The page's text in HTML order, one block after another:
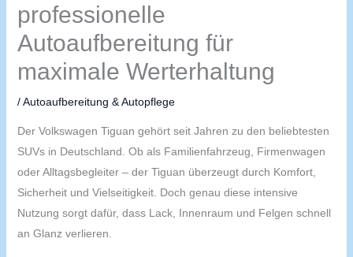
professionelle
Autoaufbereitung für
maximale Werterhaltung
/Autoaufbereitung & Autopflege
Der Volkswagen Tiguan gehört seit Jahren zu den beliebtesten
SUVs in Deutschland. Ob als Familienfahrzeug, Firmenwagen
oder Alltagsbegleiter – der Tiguan überzeugt durch Komfort,
Sicherheit und Vielseitigkeit. Doch genau diese intensive
Nutzung sorgt dafür, dass Lack, Innenraum und Felgen schnell
an Glanz verlieren.